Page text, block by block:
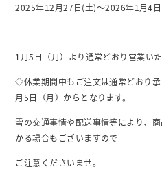
2025年12月27日(土)～2026年1月4
1月5日（月）より通常どおり営業いた
◇休業期間中もご注文は通常どおり
月5日（月）からとなります。
雪の交通事情や配送事情等により、
かる場合もございますので
ご注意くださいませ。